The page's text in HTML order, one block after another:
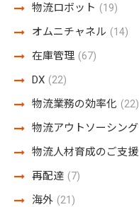
物流ロボット (19)
オムニチャネル (14)
在庫管理 (67)
DX (22)
物流業務の効率化 (22)
物流アウトソーシング
物流人材育成のご支援
再配達 (7)
海外 (21)